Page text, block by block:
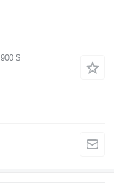
$